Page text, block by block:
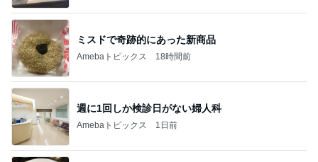
ミスドで奇跡的にあった新商品
Amebaトピックス 18時間前
週に1回しか検診日がない婦人科
Amebaトピックス 1日前